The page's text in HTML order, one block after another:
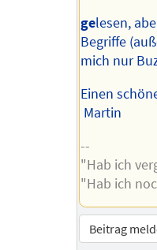
gelesen,
Begriffe
mich nur
Einen
Martin
--
"Hab ich
"Hab ich
Beitrag